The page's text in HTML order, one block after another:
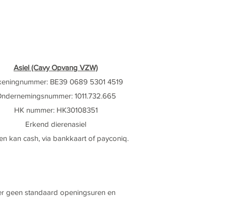
Asiel (Cavy Opvang VZW)
BE39 0689 5301 4519
1011.732.665
HK nummer: HK30108351
Erkend dierenasiel
kan cash, via bankkaart of payconiq.
geen standaard openingsuren en